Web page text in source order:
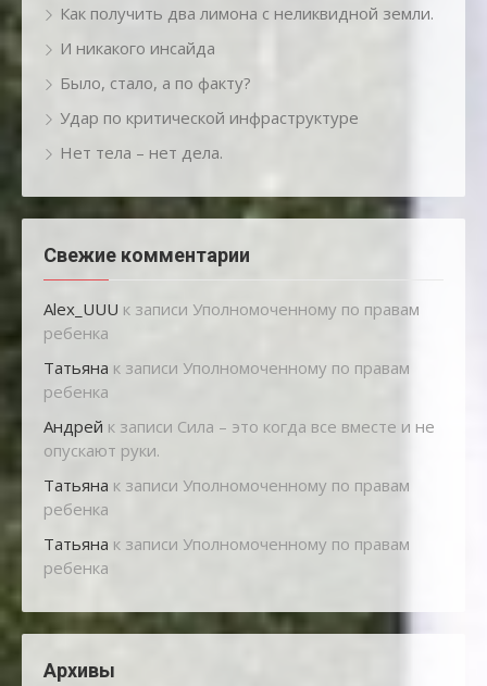
Как получить два лимона с неликвидной земли.
И никакого инсайда
Было, стало, а по факту?
Удар по критической инфраструктуре
Нет тела – нет дела.
Свежие комментарии
Alex_UUU к записи Уполномоченному по правам
ребенка
Татьяна к записи Уполномоченному по правам
ребенка
Андрей к записи Сила – это когда все вместе и не
опускают руки.
Татьяна к записи Уполномоченному по правам
ребенка
Татьяна к записи Уполномоченному по правам
ребенка
Архивы